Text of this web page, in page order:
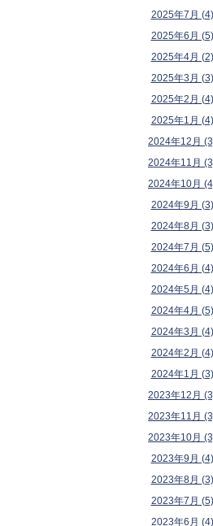
2025年7月 (4)
2025年6月 (5)
2025年4月 (2)
2025年3月 (3)
2025年2月 (4)
2025年1月 (4)
2024年12月
2024年11月
2024年10月
2024年9月 (3)
2024年8月 (3)
2024年7月 (5)
2024年6月 (4)
2024年5月 (4)
2024年4月 (5)
2024年3月 (4)
2024年2月 (4)
2024年1月 (3)
2023年12月
2023年11月
2023年10月
2023年9月 (4)
2023年8月 (3)
2023年7月 (5)
2023年6月 (4)